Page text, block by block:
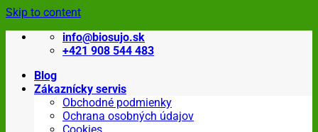
Skip to content
info@biosujo.sk
+421 908 544 483
Blog
Zákaznícky servis
Obchodné podmienky
Ochrana osobných údajov